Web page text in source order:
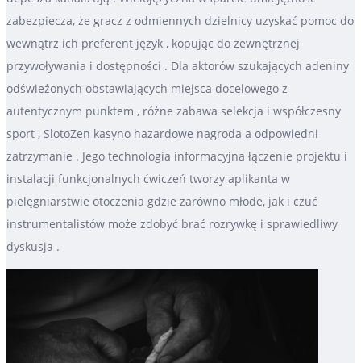
zabezpiecza, że gracz z odmiennych dzielnicy uzyskać pomoc do
wewnątrz ich preferent język , kopując do zewnętrznej
przywoływania i dostępności . Dla aktorów szukających adeniny
odświeżonych obstawiających miejsca docelowego z
autentycznym punktem , różne zabawa selekcja i współczesny
sport , SlotoZen kasyno hazardowe nagroda a odpowiedni
zatrzymanie . Jego technologia informacyjna łączenie projektu i
instalacji funkcjonalnych ćwiczeń tworzy aplikanta w
pielęgniarstwie otoczenia gdzie zarówno młode, jak i czuć
instrumentalistów może zdobyć brać rozrywkę i sprawiedliwy
dyskusja .